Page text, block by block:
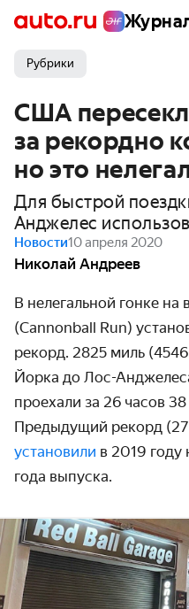
Рубрики
США
за рекордно
но это
Для быстрой
Анджелес
Новости10 апреля 2020
Николай Андреев
В нелегальной гонке
(Cannonball Run)
рекорд. 2825 миль
Йорка до Лос-
проехали за 26 часов
Предыдущий рекорд (27
установили в 2019 году
года выпуска.